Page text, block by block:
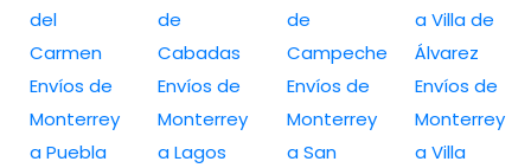
del
Carmen
Envíos de
Monterrey
a Puebla
de
Cabadas
Envíos de
Monterrey
a Lagos
de
Campeche
Envíos de
Monterrey
a San
a Villa de
Álvarez
Envíos de
Monterrey
a Villa